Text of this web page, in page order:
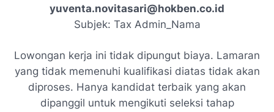
yuventa.novitasari@hokben.co.id
Subjek: Tax Admin_Nama
Lowongan kerja ini tidak dipungut biaya. Lamaran
yang tidak memenuhi kualifikasi diatas tidak akan
diproses. Hanya kandidat terbaik yang akan
dipanggil untuk mengikuti seleksi tahap